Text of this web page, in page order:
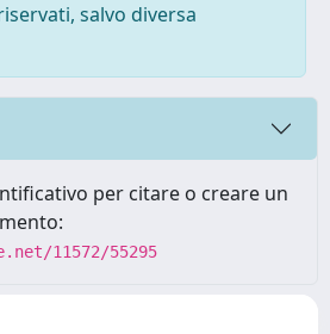
salvo diversa
per citare o creare un
11572/55295